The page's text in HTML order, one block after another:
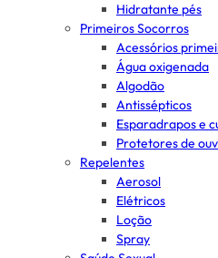
Hidratante pés
Primeiros Socorros
Acessórios
Água oxigenada
Algodão
Antissépticos
Esparadrapos e
Protetores de
Repelentes
Aerosol
Elétricos
Loção
Spray